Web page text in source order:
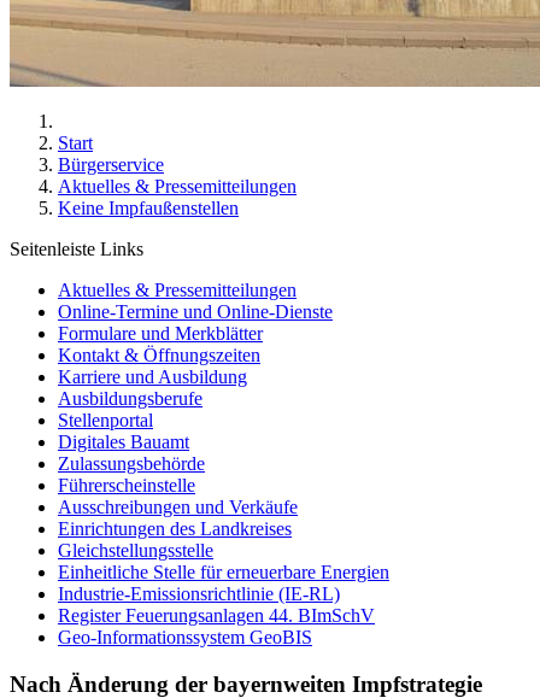
Start
Bürgerservice
Aktuelles & Pressemitteilungen
Keine Impfaußenstellen
Seitenleiste Links
Aktuelles & Pressemitteilungen
Online-Termine und Online-Dienste
Formulare und Merkblätter
Kontakt & Öffnungszeiten
Karriere und Ausbildung
Ausbildungsberufe
Stellenportal
Digitales Bauamt
Zulassungsbehörde
Führerscheinstelle
Ausschreibungen und Verkäufe
Einrichtungen des Landkreises
Gleichstellungsstelle
Einheitliche Stelle für erneuerbare Energien
Industrie-Emissionsrichtlinie (IE-RL)
Register Feuerungsanlagen 44. BImSchV
Geo-Informationssystem GeoBIS
Nach Änderung der bayernweiten Impfstrategie